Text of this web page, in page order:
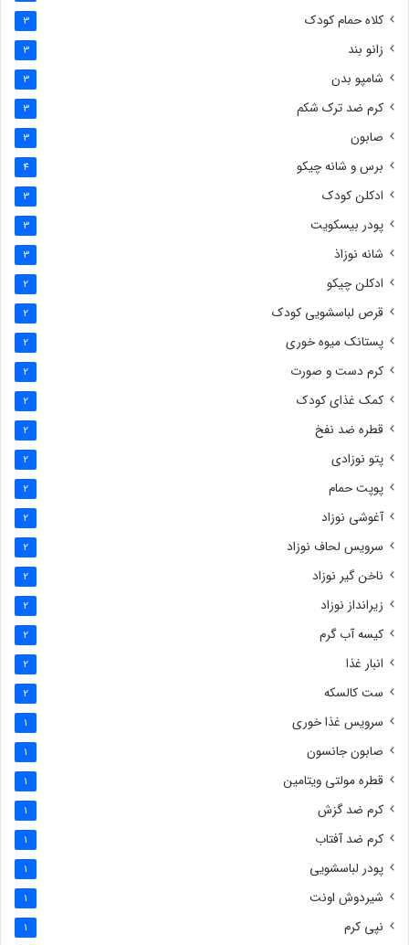
کلاه حمام کودک
3
زانو بند 3
شامپو بدن 3
کرم ضد ترک شکم 3
صابون 3
برس و شانه چیکو 4
ادکلن کودک 3
پودر بیسکویت 3
شانه نوزاذ 3
ادکلن چیکو 2
قرص لباسشویی کودک 2
پستانک میوه خوری 2
کرم دست و صورت 2
کمک غذای کودک 2
قطره ضد نفخ 2
پتو نوزادی 2
پوپت حمام 2
آغوشی نوزاد 2
سرویس لحاف نوزاد 2
ناخن گیر نوزاد 2
زیرانداز نوزاد 2
کیسه آب گرم 2
انبار غذا 2
ست کالسکه 2
سرویس غذا خوری 1
صابون جانسون 1
قطره مولتی ویتامین 1
کرم ضد گزش 1
کرم ضد آفتاب 1
پودر لباسشویی 1
شیردوش اونت 1
نپی کرم 1